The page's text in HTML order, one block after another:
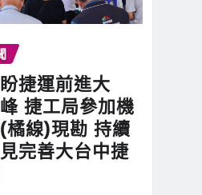
捷運前進大
捷工局參加機
橘線)現勘 持續
完善大台中捷